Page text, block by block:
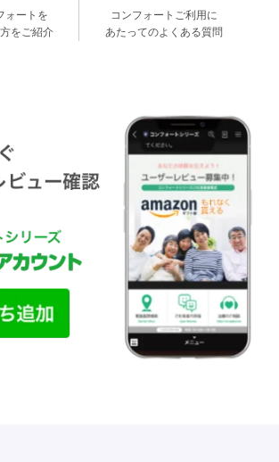
ォートを
をご紹介
コンフォートご利用に
あたってのよくある質問